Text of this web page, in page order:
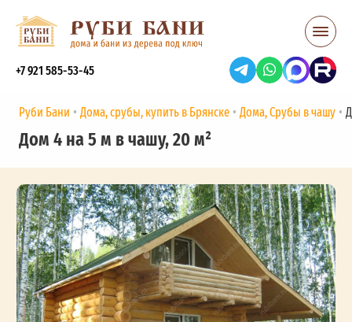
+7 921 585-53-45
Руби Бани Дома, срубы, купить в Брянске Дома, Срубы в чашу
Дом 4 на 5 м в чашу, 20 м²